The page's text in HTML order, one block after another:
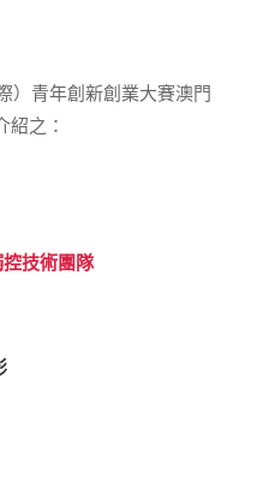
）青年創新創業大賽澳門
紹之：
技術團隊